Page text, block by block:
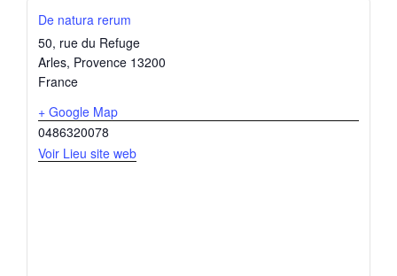
De natura rerum
50, rue du Refuge
Arles, Provence 13200
France
+ Google Map
0486320078
Voir Lieu site web